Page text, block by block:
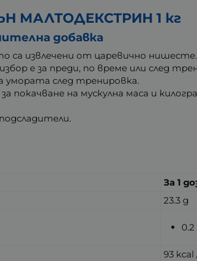
МАЛТОДЕКСТРИН 1 кг
добавка
са извлечени от царевично нишесте.
е за преди, по време или след
умората след тренировка.
покачване на мускулна маса и
За 1
23.3 g
0.2
93 kcal